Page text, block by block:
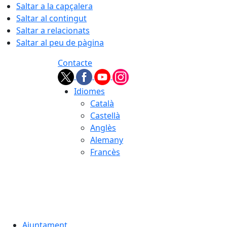
Saltar a la capçalera
Saltar al contingut
Saltar a relacionats
Saltar al peu de pàgina
Contacte
Idiomes
Català
Castellà
Anglès
Alemany
Francès